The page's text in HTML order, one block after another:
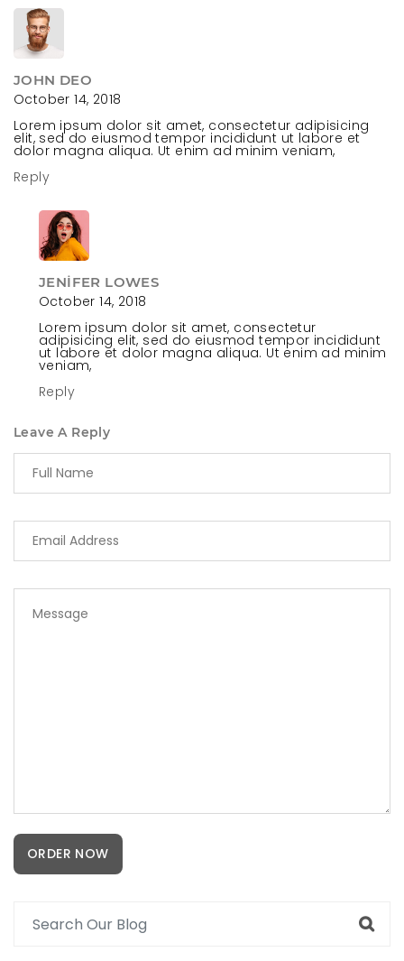
JOHN DEO
October 14, 2018
Lorem ipsum dolor sit amet, consectetur adipisicing
elit, sed do eiusmod tempor incididunt ut labore et
dolor magna aliqua. Ut enim ad minim veniam,
Reply
JENIFER LOWES
October 14, 2018
Lorem ipsum dolor sit amet, consectetur
adipisicing elit, sed do eiusmod tempor incididunt
ut labore et dolor magna aliqua. Ut enim ad minim
veniam,
Reply
Leave A Reply
ORDER NOW